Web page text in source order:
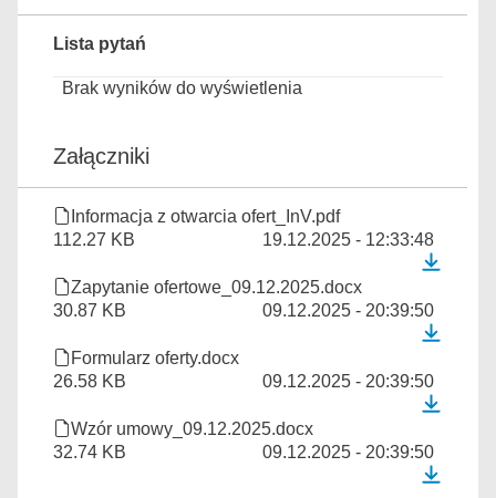
Lista pytań
Brak wyników do wyświetlenia
Załączniki
Informacja z otwarcia ofert_InV.pdf
112.27 KB
19.12.2025 - 12:33:48
Zapytanie ofertowe_09.12.2025.docx
30.87 KB
09.12.2025 - 20:39:50
Formularz oferty.docx
26.58 KB
09.12.2025 - 20:39:50
Wzór umowy_09.12.2025.docx
32.74 KB
09.12.2025 - 20:39:50